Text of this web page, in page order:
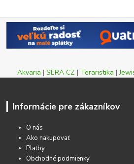
Akvaria | SERA CZ | Teraristika |
Informácie pre zákazníkov
O nás
Ako nakupovať
Platby
Obchodné podmienky